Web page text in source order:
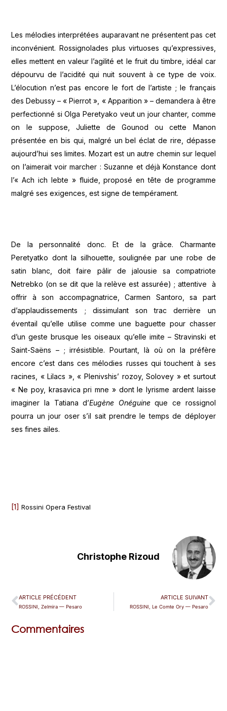
Les mélodies interprétées auparavant ne présentent pas cet
inconvénient. Rossignolades plus virtuoses qu’expressives,
elles mettent en valeur l’agilité et le fruit du timbre, idéal car
dépourvu de l’acidité qui nuit souvent à ce type de voix.
L’élocution n’est pas encore le fort de l’artiste ; le français
des Debussy – « Pierrot », « Apparition » – demandera à être
perfectionné si Olga Peretyako veut un jour chanter, comme
on le suppose, Juliette de Gounod ou cette Manon
présentée en bis qui, malgré un bel éclat de rire, dépasse
aujourd’hui ses limites. Mozart est un autre chemin sur lequel
on l’aimerait voir marcher : Suzanne et déjà Konstance dont
l’« Ach ich lebte » fluide, proposé en tête de programme
malgré ses exigences, est signe de tempérament.
De la personnalité donc. Et de la grâce. Charmante
Peretyatko dont la silhouette, soulignée par une robe de
satin blanc, doit faire pâlir de jalousie sa compatriote
Netrebko (on se dit que la relève est assurée) ; attentive à
offrir à son accompagnatrice, Carmen Santoro, sa part
d’applaudissements ; dissimulant son trac derrière un
éventail qu’elle utilise comme une baguette pour chasser
d’un geste brusque les oiseaux qu’elle imite – Stravinski et
Saint-Saëns – ; irrésistible. Pourtant, là où on la préfère
encore c’est dans ces mélodies russes qui touchent à ses
racines, « Lilacs », « Plenivshis’ rozoy, Solovey » et surtout
« Ne poy, krasavica pri mne » dont le lyrisme ardent laisse
imaginer la Tatiana d’Eugène Onéguineque ce rossignol
pourra un jour oser s’il sait prendre le temps de déployer
ses fines ailes.
[1] Rossini Opera Festival
Christophe Rizoud
ARTICLE PRÉCÉDENT
ROSSINI, Zelmira — Pesaro
ARTICLE SUIVANT
ROSSINI, Le Comte Ory — Pesaro
Commentaires